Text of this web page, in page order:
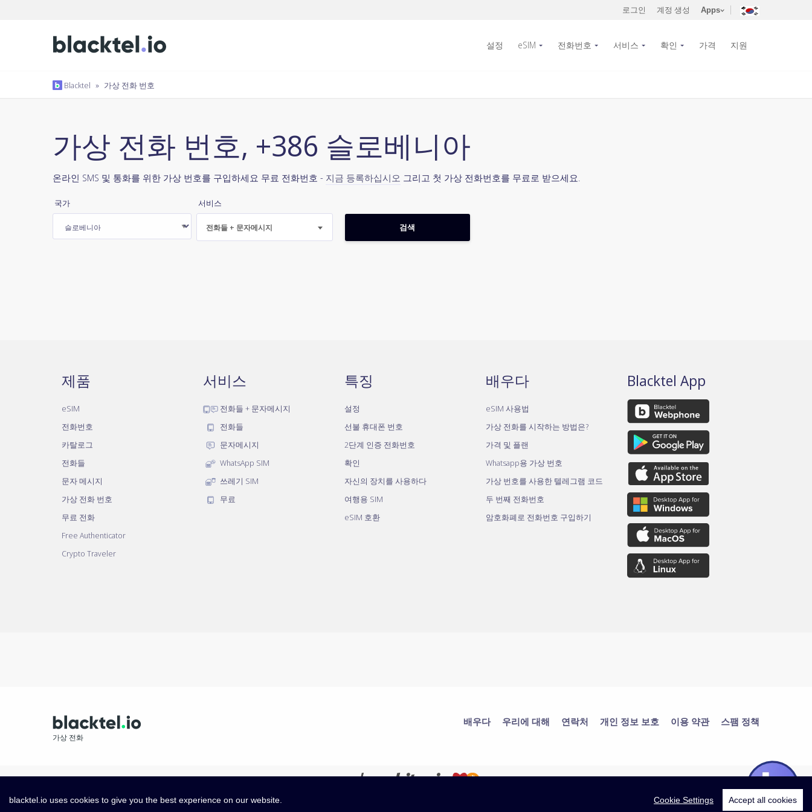
로그인 계정 생성 Apps
설정 eSIM 전화번호 서비스 확인 가격 지원
Blacktel » 가상 전화 번호
가상 전화 번호, +386 슬로베니아
온라인 SMS 및 통화를 위한 가상 번호를 구입하세요 무료 전화번호 - 지금 등록하십시오 그리고 첫 가상 전화번호를 무료로 받으세요.
국가 서비스
전화들 + 문자메시지
제품
eSIM
전화번호
카탈로그
전화들
문자 메시지
가상 전화 번호
무료 전화
Free Authenticator
Crypto Traveler
서비스
전화들 + 문자메시지
전화들
문자메시지
WhatsApp SIM
쓰레기 SIM
무료
특징
설정
선불 휴대폰 번호
2단계 인증 전화번호
확인
자신의 장치를 사용하다
여행용 SIM
eSIM 호환
배우다
eSIM 사용법
가상 전화를 시작하는 방법은?
가격 및 플랜
Whatsapp용 가상 번호
가상 번호를 사용한 텔레그램 코드
두 번째 전화번호
암호화폐로 전화번호 구입하기
Blacktel App
가상 전화
배우다 우리에 대해 연락처 개인 정보 보호 이용 약관 스팸 정책
blacktel.io uses cookies to give you the best experience on our website. Cookie Settings Accept all cookies